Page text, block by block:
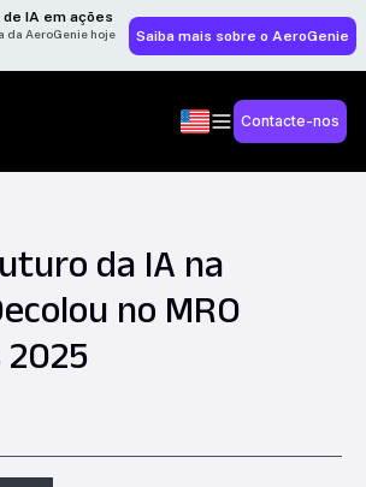
IA em ações
da AeroGenie hoje
Saiba mais sobre o AeroGenie
Contacte-nos
da IA na
no MRO
2025